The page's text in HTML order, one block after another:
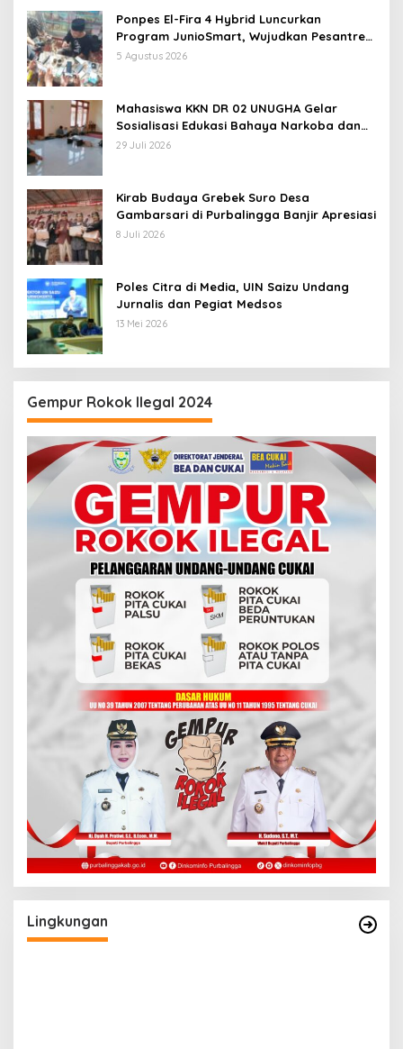
Ponpes El-Fira 4 Hybrid Luncurkan
Program JunioSmart, Wujudkan Pesantren
Digital
5 Agustus 2026
Mahasiswa KKN DR 02 UNUGHA Gelar
Sosialisasi Edukasi Bahaya Narkoba dan
Tanggap Ular di Masjid Fathurrahman
29 Juli 2026
Kirab Budaya Grebek Suro Desa
Gambarsari di Purbalingga Banjir Apresiasi
8 Juli 2026
Poles Citra di Media, UIN Saizu Undang
Jurnalis dan Pegiat Medsos
13 Mei 2026
Gempur Rokok Ilegal 2024
Lingkungan